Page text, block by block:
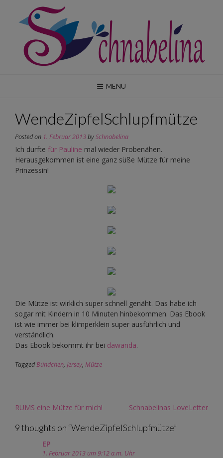
content
MENU
WendeZipfelSchlupfmütze
Posted on 1. Februar 2013bySchnabelina
Ich durfte für Pauline mal wieder Probenähen.
Herausgekommen ist eine ganz süße Mütze für meine
Prinzessin!
Die Mütze ist wirklich super schnell genäht. Das habe ich
sogar mit Kindern in 10 Minuten hinbekommen. Das Ebook
ist wie immer bei klimperklein super ausführlich und
verständlich.
Das Ebook bekommt ihr bei dawanda.
TaggedBündchen, Jersey, Mütze
Post
RUMS eine Mütze für mich! Schnabelinas LoveLetter
9 thoughts on “WendeZipfelSchlupfmütze”
EP
1. Februar 2013 um 9:12 a.m. Uhr